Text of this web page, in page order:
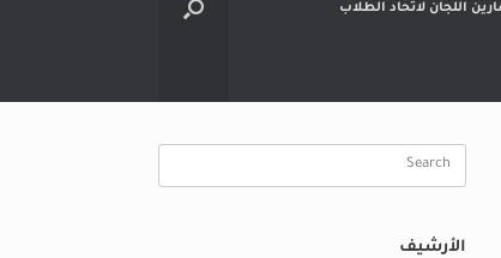
اللجان لاتحاد الطلاب
Search
الأرشيف